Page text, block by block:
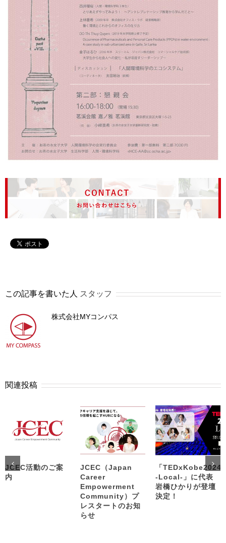
この記事を書いた人 スタッフ
株式会社MYコンパス
関連投稿
JCEC活動のご案
内
JCEC（Japan
Career
Empowerment
Community）プ
レスタートのお知
らせ
「TEDxKobe2024
-Local-」に代表
岩橋ひかりが登壇
決定！